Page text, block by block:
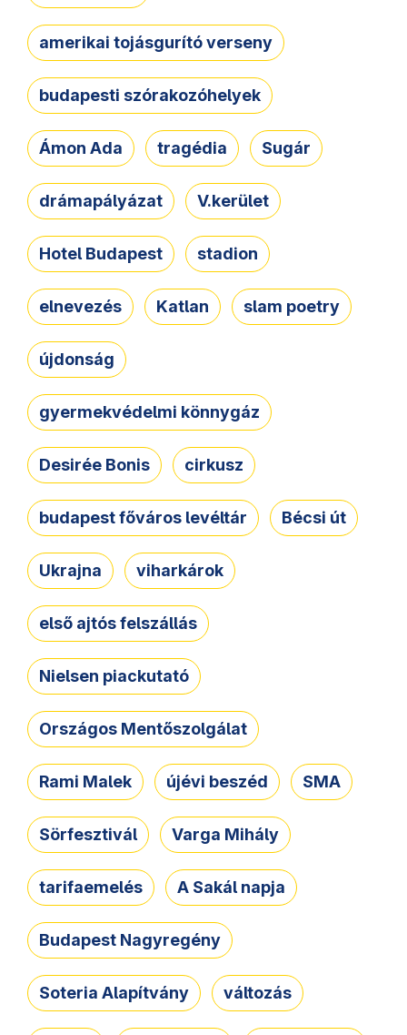
amerikai tojásgurító verseny
budapesti szórakozóhelyek
Ámon Ada tragédia Sugár
drámapályázat V.kerület
Hotel Budapest stadion
elnevezés Katlan slam poetry
újdonság
gyermekvédelmi könnygáz
Desirée Bonis cirkusz
budapest főváros levéltár Bécsi út
Ukrajna viharkárok
első ajtós felszállás
Nielsen piackutató
Országos Mentőszolgálat
Rami Malek újévi beszéd SMA
Sörfesztivál Varga Mihály
tarifaemelés A Sakál napja
Budapest Nagyregény
Soteria Alapítvány változás